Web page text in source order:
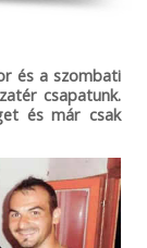
és a szombati
csapatunk.
és már csak